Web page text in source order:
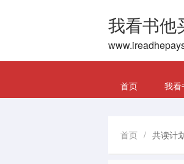
我看书他
首页 我看
首页 / 共读计